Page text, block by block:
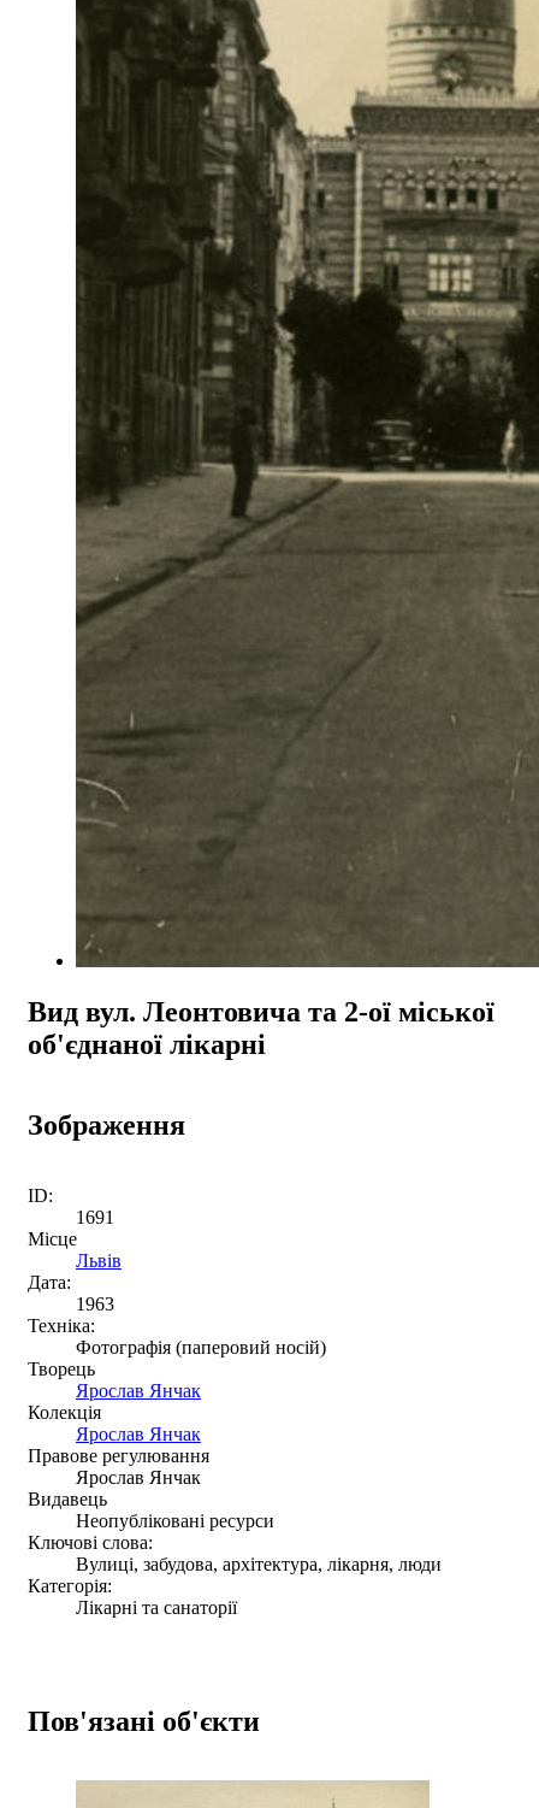
Вид вул. Леонтовича та 2-ої міської
об'єднаної лікарні
Зображення
ID:
1691
Місце
Львів
Дата:
1963
Техніка:
Фотографія (паперовий носій)
Творець
Ярослав Янчак
Колекція
Ярослав Янчак
Правове регулювання
Ярослав Янчак
Видавець
Неопубліковані ресурси
Ключові слова:
Вулиці, забудова, архітектура, лікарня, люди
Категорія:
Лікарні та санаторії
Пов'язані об'єкти